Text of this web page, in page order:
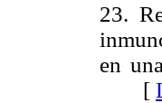
23.
en
[